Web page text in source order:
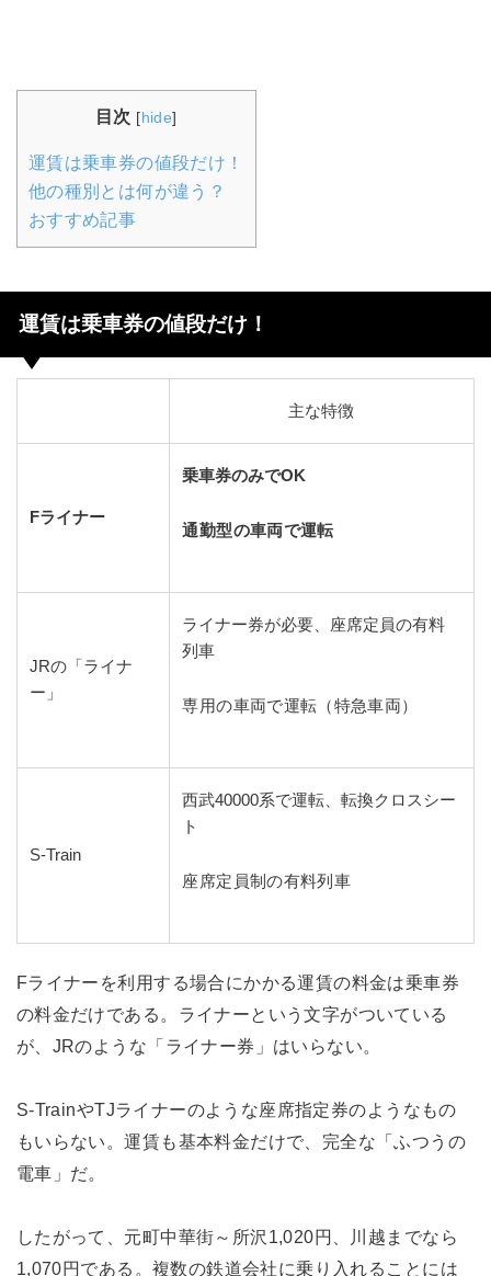
目次 [hide]
運賃は乗車券の値段だけ！
他の種別とは何が違う？
おすすめ記事
運賃は乗車券の値段だけ！
主な特徴
Fライナー
乗車券のみでOK
通勤型の車両で運転
JRの「ライナ
ー」
ライナー券が必要、座席定員の有料
列車
専用の車両で運転（特急車両）
S-Train
西武40000系で運転、転換クロスシー
ト
座席定員制の有料列車
Fライナーを利用する場合にかかる運賃の料金は乗車券
の料金だけである。ライナーという文字がついている
が、JRのような「ライナー券」はいらない。
S-TrainやTJライナーのような座席指定券のようなもの
もいらない。運賃も基本料金だけで、完全な「ふつうの
電車」だ。
したがって、元町中華街～所沢1,020円、川越までなら
1,070円である。複数の鉄道会社に乗り入れることには